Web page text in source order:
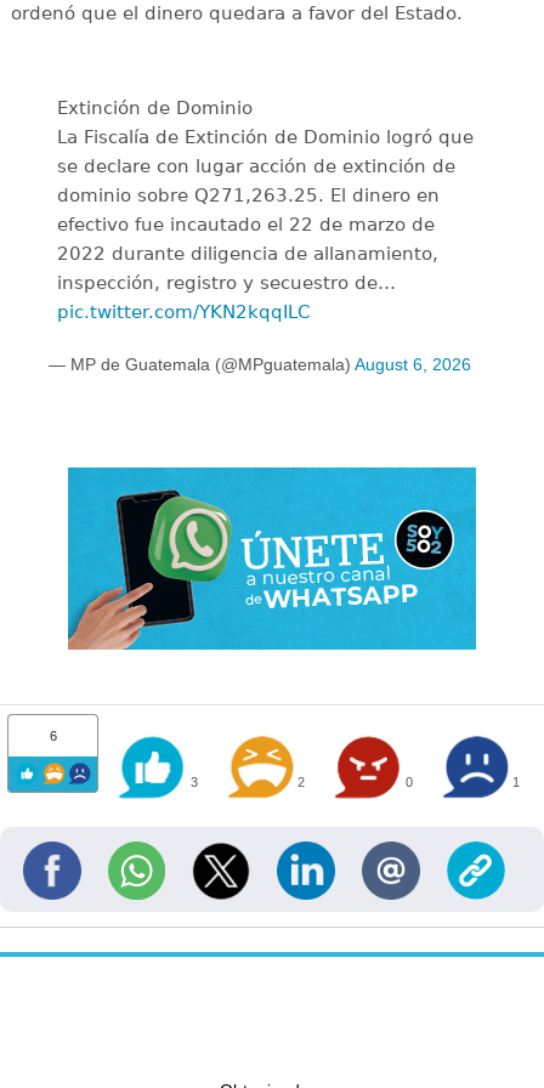
ordenó que el dinero quedara a favor del Estado.
Extinción de Dominio
La Fiscalía de Extinción de Dominio logró que
se declare con lugar acción de extinción de
dominio sobre Q271,263.25. El dinero en
efectivo fue incautado el 22 de marzo de
2022 durante diligencia de allanamiento,
inspección, registro y secuestro de…
pic.twitter.com/YKN2kqqILC
— MP de Guatemala (@MPguatemala) August 6, 2026
6
3 2 0 1